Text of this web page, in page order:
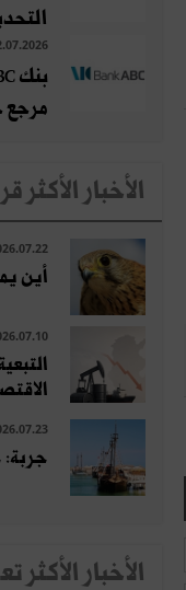
مرجع
الأخبار الأكثر
أين
جربة:
الأخبار الأكثر